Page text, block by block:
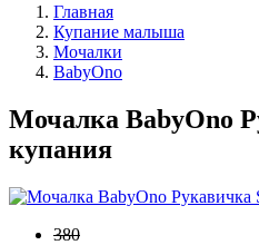
Главная
Купание малыша
Мочалки
BabyOno
Мочалка BabyOno
купания
380